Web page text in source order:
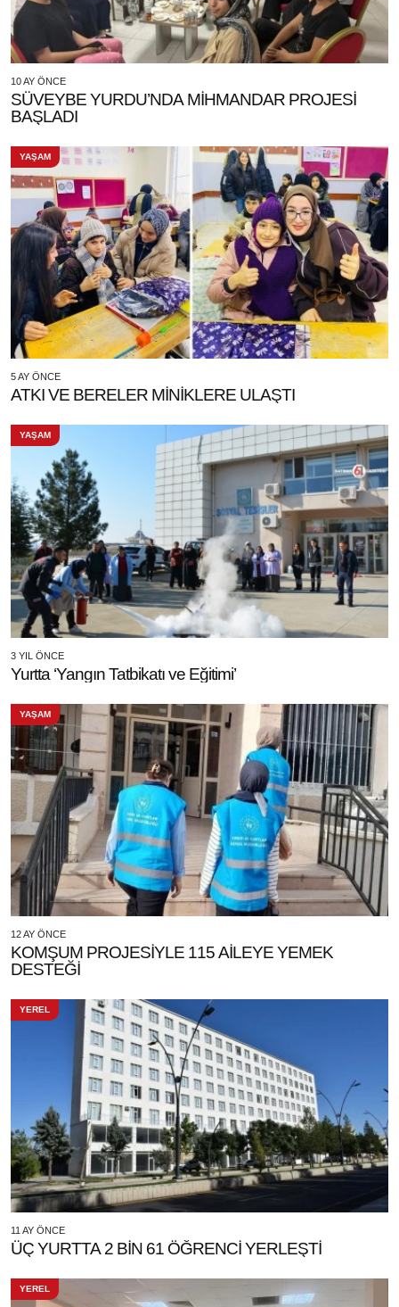
10 AY ÖNCE
SÜVEYBE YURDU’NDA MİHMANDAR PROJESİ
BAŞLADI
YAŞAM
5 AY ÖNCE
ATKI VE BERELER MİNİKLERE ULAŞTI
YAŞAM
3 YIL ÖNCE
Yurtta ‘Yangın Tatbikatı ve Eğitimi’
YAŞAM
12 AY ÖNCE
KOMŞUM PROJESİYLE 115 AİLEYE YEMEK
DESTEĞİ
YEREL
11 AY ÖNCE
ÜÇ YURTTA 2 BİN 61 ÖĞRENCİ YERLEŞTİ
YEREL